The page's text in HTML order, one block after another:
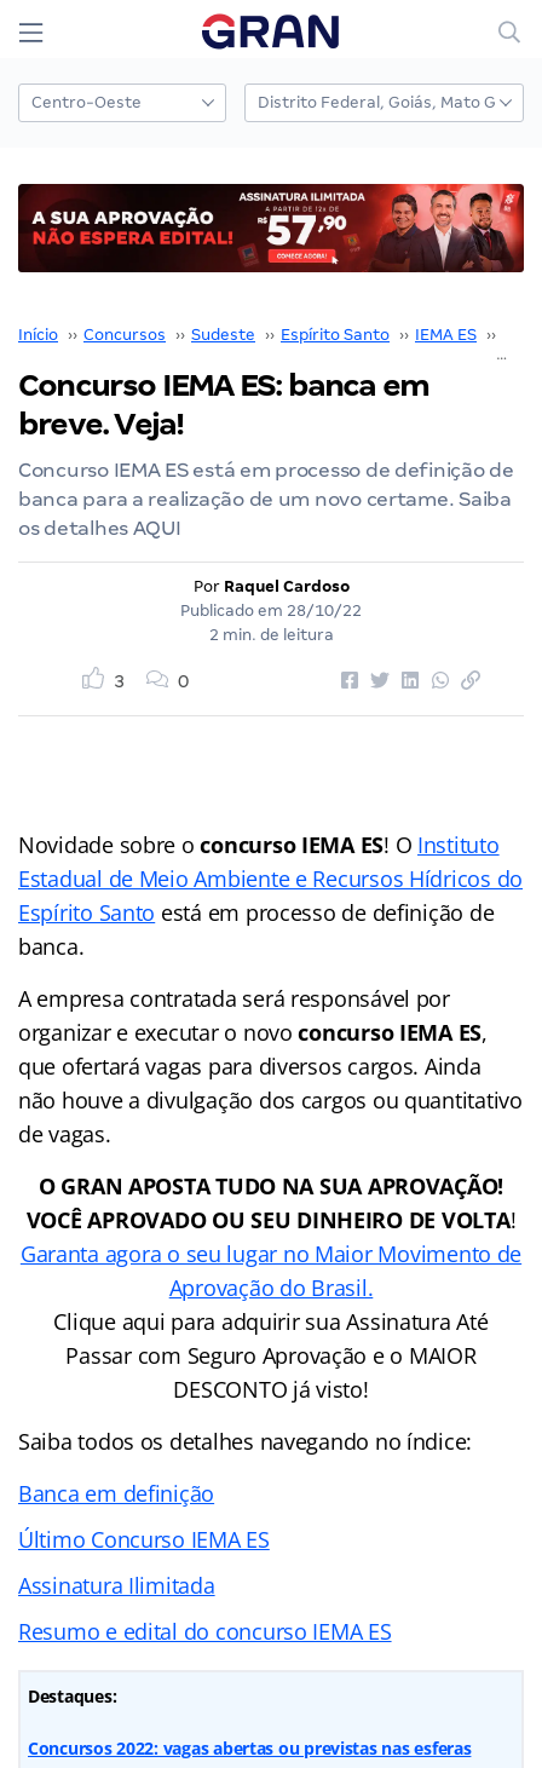
Início ›› Concursos ›› Sudeste ›› Espírito Santo ›› IEMA ES ››
Concurso IEMA ES: banca em
breve. Veja!
Concurso IEMA ES está em processo de definição de
banca para a realização de um novo certame. Saiba
os detalhes AQUI
Por Raquel Cardoso
Publicado em 28/10/22
2 min. de leitura
3 0
Novidade sobre oconcurso IEMA ES! O Instituto
Estadual de Meio Ambiente e Recursos Hídricos do
Espírito Santo está em processo de definição de
banca.
A empresa contratada será responsável por
organizar e executar o novoconcurso IEMA ES,
que ofertará vagas para diversos cargos. Ainda
não houve a divulgação dos cargos ou quantitativo
de vagas.
O GRAN APOSTA TUDO NA SUA APROVAÇÃO!
VOCÊ APROVADO OU SEU DINHEIRO DE VOLTA!
Garanta agora o seu lugar no Maior Movimento de
Aprovação do Brasil.
Clique aqui para adquirir sua Assinatura Até
Passar com Seguro Aprovação e o MAIOR
DESCONTO já visto!
Saiba todos os detalhes navegando no índice:
Banca em definição
Último Concurso IEMA ES
Assinatura Ilimitada
Resumo e edital do concurso IEMA ES
Destaques:
Concursos 2022: vagas abertas ou previstas nas esferas